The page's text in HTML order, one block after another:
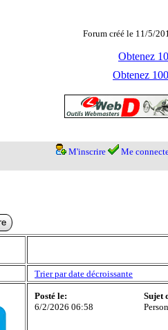
Forum créé le 11/5/
Obtenez
Obtenez
M'inscrire Me
Trier par date décroissante
Posté le:
6/2/2026 06:58
Sujet